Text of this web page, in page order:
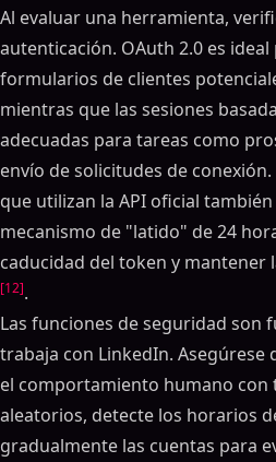
Al evaluar una herramienta,
autenticación. OAuth 2.0 es
formularios de clientes
mientras que las sesiones
adecuadas para tareas como
envío de solicitudes de conexión.
que utilizan la API oficial
mecanismo de "latido" de 24
caducidad del token y mantener
[12].
Las funciones de seguridad son
trabaja con LinkedIn.
el comportamiento humano con
aleatorios, detecte los horarios
gradualmente las cuentas para